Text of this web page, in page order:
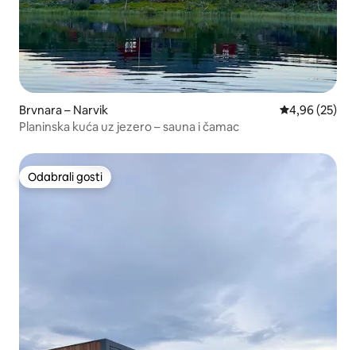
Brvnara – Narvik Prosječna
4,96 (25)
Planinska kuća uz jezero – sauna i čamac
Odabrali gosti
Odabrali gosti